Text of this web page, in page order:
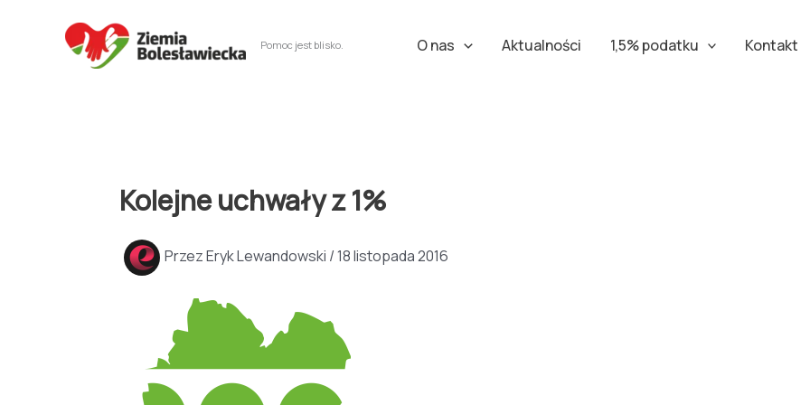
Pomoc jest blisko. O nas Aktualności 1,5% podatku Kontakt
Kolejne uchwały z 1%
PrzezEryk Lewandowski /18 listopada 2016